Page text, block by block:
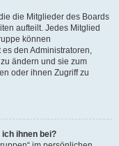
die Mitglieder des Boards
aufteilt. Jedes Mitglied
können
den Administratoren,
ändern und sie zum
oder ihnen Zugriff zu
ihnen bei?